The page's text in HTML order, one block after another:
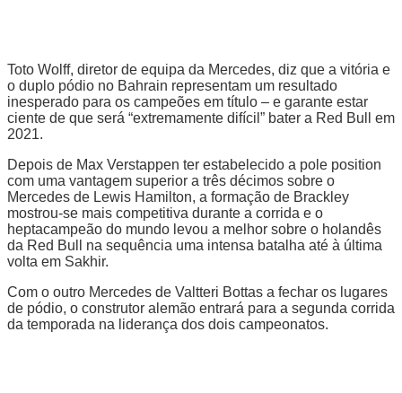
Toto Wolff, diretor de equipa da Mercedes, diz que a vitória e
o duplo pódio no Bahrain representam um resultado
inesperado para os campeões em título – e garante estar
ciente de que será “extremamente difícil” bater a Red Bull em
2021.
Depois de Max Verstappen ter estabelecido a pole position
com uma vantagem superior a três décimos sobre o
Mercedes de Lewis Hamilton, a formação de Brackley
mostrou-se mais competitiva durante a corrida e o
heptacampeão do mundo levou a melhor sobre o holandês
da Red Bull na sequência uma intensa batalha até à última
volta em Sakhir.
Com o outro Mercedes de Valtteri Bottas a fechar os lugares
de pódio, o construtor alemão entrará para a segunda corrida
da temporada na liderança dos dois campeonatos.